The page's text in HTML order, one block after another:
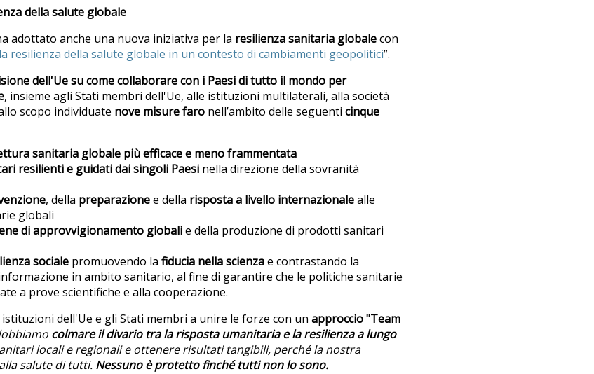
della salute globale
adottato anche una nuova iniziativa per la resilienza sanitaria globalecon
resilienza della salute globale in un contesto di cambiamenti geopolitici”.
dell'Ue su come collaborare con i Paesi di tutto il mondo per
, insieme agli Stati membri dell'Ue, alle istituzioni multilaterali, alla società
scopo individuate nove misure faro nell’ambito delle seguenti cinque
sanitaria globale più efficace e meno frammentata
resilienti e guidati dai singoli Paesi nella direzione della sovranità
, della preparazionee della risposta a livello internazionalealle
globali
di approvvigionamento globalie della produzione di prodotti sanitari
sociale promuovendo la fiducia nella scienzae contrastando la
in ambito sanitario, al fine di garantire che le politiche sanitarie
a prove scientifiche e alla cooperazione.
dell'Ue e gli Stati membri a unire le forze con un approccio "Team
colmare il divario tra la risposta umanitaria e la resilienza a lungo
locali e regionali e ottenere risultati tangibili, perchéla nostra
salute di tutti. Nessuno è protetto finchétutti non lo sono.